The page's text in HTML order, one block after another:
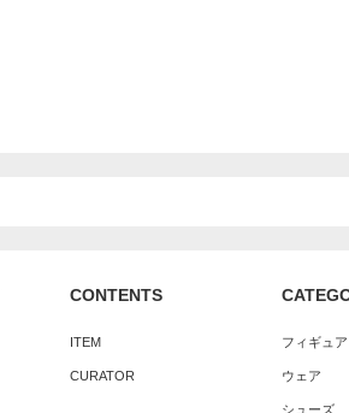
CONTENTS
ITEM
CURATOR
フィギュ
ウェア
シューズ